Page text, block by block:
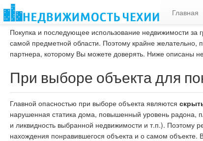
Главная
Покупка и последующее использование недвижимости
самой предметной области. Поэтому крайне желательно,
партнера, которому Вы можете доверять. Ниже описаны
При выборе объекта для
Главной опасностью при выборе объекта являются
нарушенная статика дома, повышенный уровень радона,
и ликвидность выбранной недвижимости и т.п.).
нахождения понравившегося объекта и о самом объекте.